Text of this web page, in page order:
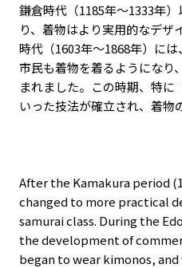
鎌倉時代（1185年～1333年）
り、着物はより実用的なデザ
時代（1603年～1868年）には
市民も着物を着るようになり
まれました。この時期、特に
いった技法が確立され、着物
After the Kamakura period
changed to more practical
samurai class. During the
the development of
began to wear kimonos,